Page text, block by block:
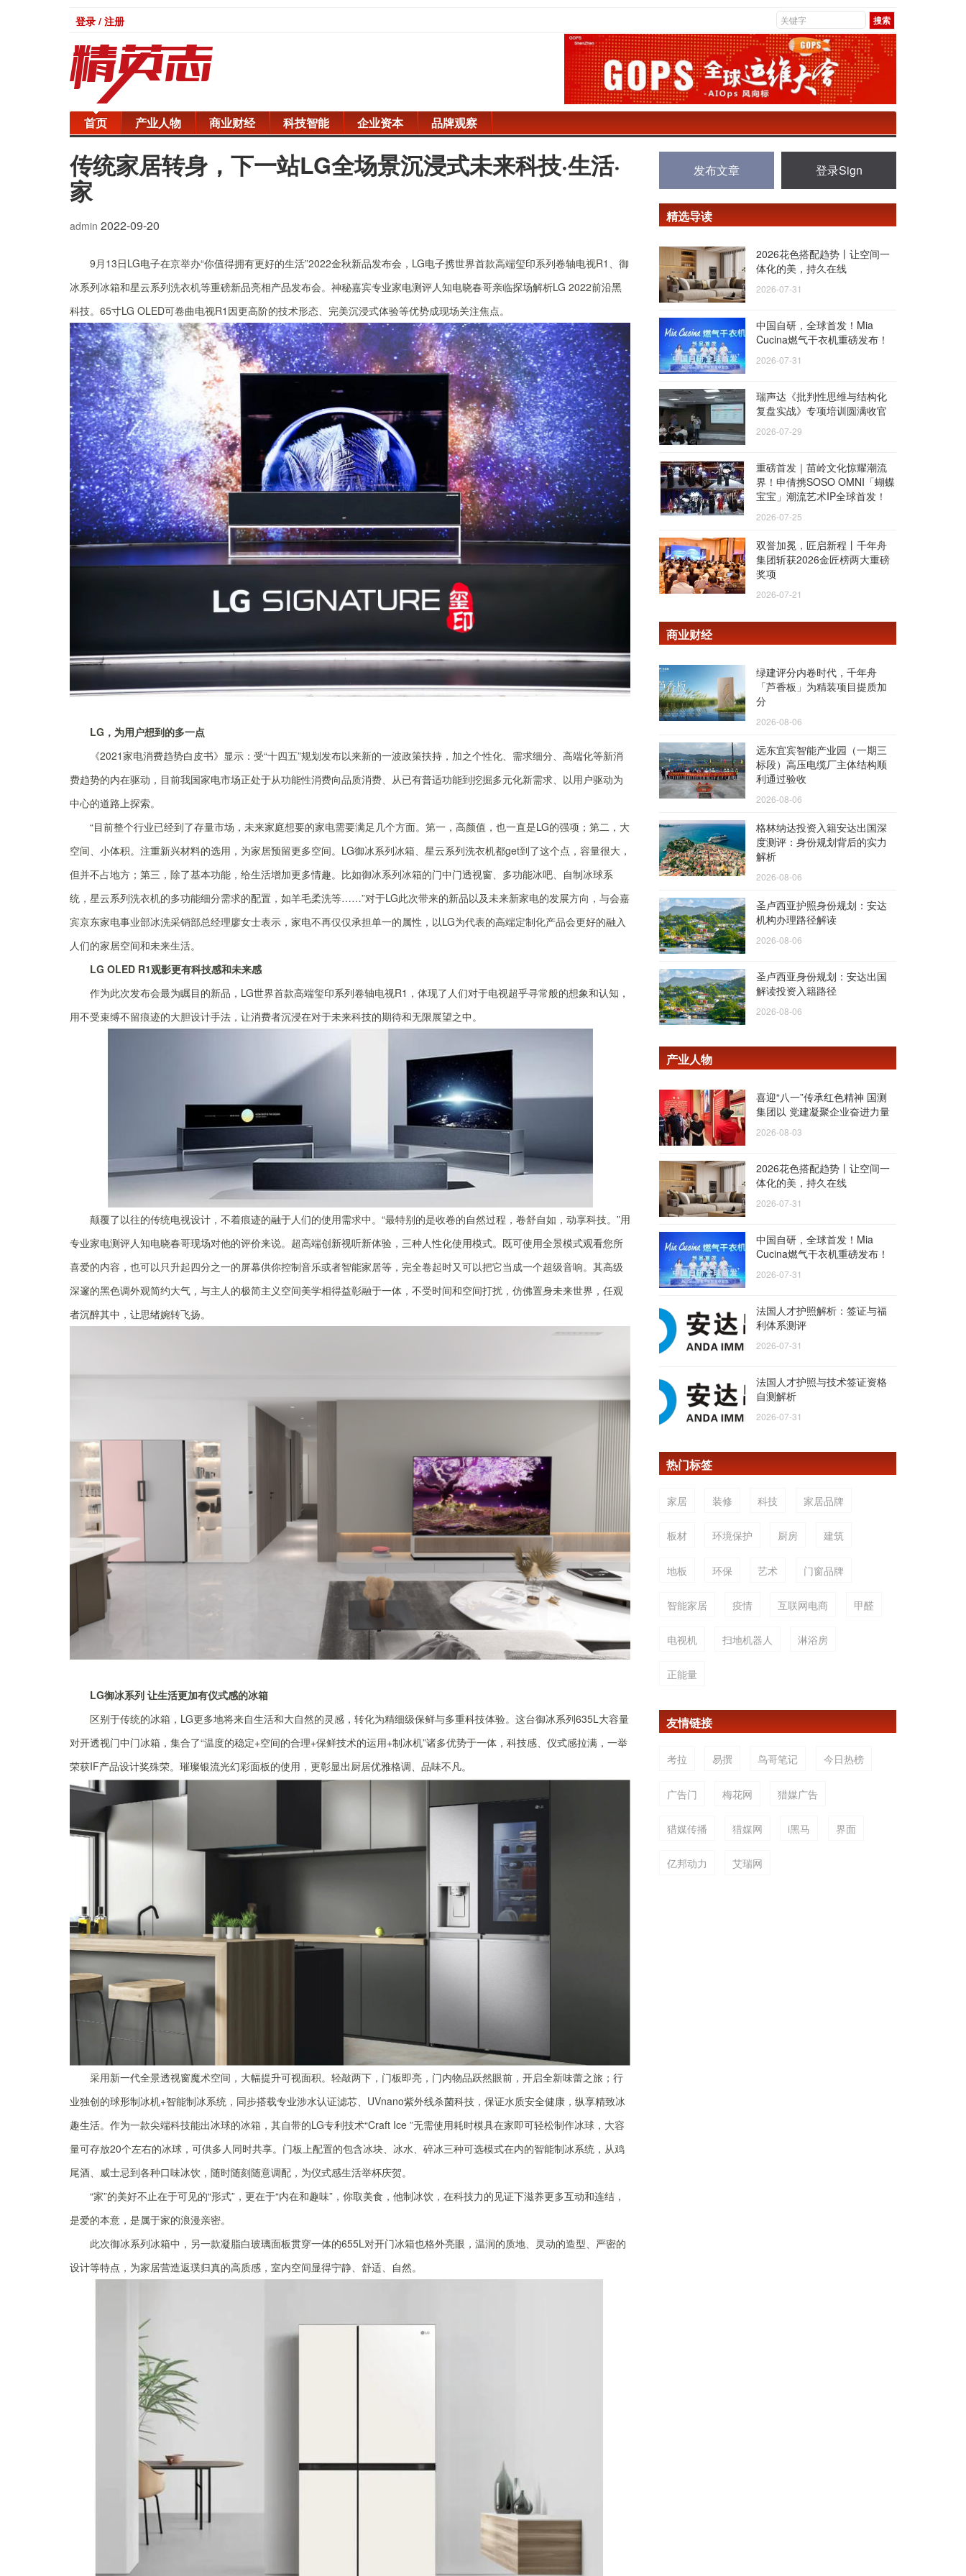
登录 / 注册
首页 产业人物 商业财经 科技智能 企业资本 品牌观察
传统家居转身，下一站LG全场景沉浸式未来科技·生活·
家
admin 2022-09-20
9月13日LG电子在京举办“你值得拥有更好的生活”2022金秋新品发布会，LG电子携世界首款高端玺印系列卷轴电视R1、御
冰系列冰箱和星云系列洗衣机等重磅新品亮相产品发布会。神秘嘉宾专业家电测评人知电晓春哥亲临探场解析LG 2022前沿黑
科技。65寸LG OLED可卷曲电视R1因更高阶的技术形态、完美沉浸式体验等优势成现场关注焦点。
LG，为用户想到的多一点
《2021家电消费趋势白皮书》显示：受“十四五”规划发布以来新的一波政策扶持，加之个性化、需求细分、高端化等新消
费趋势的内在驱动，目前我国家电市场正处于从功能性消费向品质消费、从已有普适功能到挖掘多元化新需求、以用户驱动为
中心的道路上探索。
“目前整个行业已经到了存量市场，未来家庭想要的家电需要满足几个方面。第一，高颜值，也一直是LG的强项；第二，大
空间、小体积。注重新兴材料的选用，为家居预留更多空间。LG御冰系列冰箱、星云系列洗衣机都get到了这个点，容量很大，
但并不占地方；第三，除了基本功能，给生活增加更多情趣。比如御冰系列冰箱的门中门透视窗、多功能冰吧、自制冰球系
统，星云系列洗衣机的多功能细分需求的配置，如羊毛柔洗等……”对于LG此次带来的新品以及未来新家电的发展方向，与会嘉
宾京东家电事业部冰洗采销部总经理廖女士表示，家电不再仅仅承担单一的属性，以LG为代表的高端定制化产品会更好的融入
人们的家居空间和未来生活。
LG OLED R1观影更有科技感和未来感
作为此次发布会最为瞩目的新品，LG世界首款高端玺印系列卷轴电视R1，体现了人们对于电视超乎寻常般的想象和认知，
用不受束缚不留痕迹的大胆设计手法，让消费者沉浸在对于未来科技的期待和无限展望之中。
颠覆了以往的传统电视设计，不着痕迹的融于人们的使用需求中。“最特别的是收卷的自然过程，卷舒自如，动享科技。”用
专业家电测评人知电晓春哥现场对他的评价来说。超高端创新视听新体验，三种人性化使用模式。既可使用全景模式观看您所
喜爱的内容，也可以只升起四分之一的屏幕供你控制音乐或者智能家居等，完全卷起时又可以把它当成一个超级音响。其高级
深邃的黑色调外观简约大气，与主人的极简主义空间美学相得益彰融于一体，不受时间和空间打扰，仿佛置身未来世界，任观
者沉醉其中，让思绪婉转飞扬。
LG御冰系列 让生活更加有仪式感的冰箱
区别于传统的冰箱，LG更多地将来自生活和大自然的灵感，转化为精细级保鲜与多重科技体验。这台御冰系列635L大容量
对开透视门中门冰箱，集合了“温度的稳定+空间的合理+保鲜技术的运用+制冰机”诸多优势于一体，科技感、仪式感拉满，一举
荣获IF产品设计奖殊荣。璀璨银流光幻彩面板的使用，更彰显出厨居优雅格调、品味不凡。
采用新一代全景透视窗魔术空间，大幅提升可视面积。轻敲两下，门板即亮，门内物品跃然眼前，开启全新味蕾之旅；行
业独创的球形制冰机+智能制冰系统，同步搭载专业涉水认证滤芯、UVnano紫外线杀菌科技，保证水质安全健康，纵享精致冰
趣生活。作为一款尖端科技能出冰球的冰箱，其自带的LG专利技术“Craft Ice ”无需使用耗时模具在家即可轻松制作冰球，大容
量可存放20个左右的冰球，可供多人同时共享。门板上配置的包含冰块、冰水、碎冰三种可选模式在内的智能制冰系统，从鸡
尾酒、威士忌到各种口味冰饮，随时随刻随意调配，为仪式感生活举杯庆贺。
“家”的美好不止在于可见的“形式”，更在于“内在和趣味”，你取美食，他制冰饮，在科技力的见证下滋养更多互动和连结，
是爱的本意，是属于家的浪漫亲密。
此次御冰系列冰箱中，另一款凝脂白玻璃面板贯穿一体的655L对开门冰箱也格外亮眼，温润的质地、灵动的造型、严密的
设计等特点，为家居营造返璞归真的高质感，室内空间显得宁静、舒适、自然。
发布文章 登录Sign
精选导读
2026花色搭配趋势丨让空间一
体化的美，持久在线
2026-07-31
中国自研，全球首发！Mia
Cucina燃气干衣机重磅发布！
2026-07-31
瑞声达《批判性思维与结构化
复盘实战》专项培训圆满收官
2026-07-29
重磅首发｜苗岭文化惊耀潮流
界！申倩携SOSO OMNI「蝴蝶
宝宝」潮流艺术IP全球首发！
2026-07-25
双誉加冕，匠启新程丨千年舟
集团斩获2026金匠榜两大重磅
奖项
2026-07-21
商业财经
绿建评分内卷时代，千年舟
「芦香板」为精装项目提质加
分
2026-08-06
远东宜宾智能产业园（一期三
标段）高压电缆厂主体结构顺
利通过验收
2026-08-06
格林纳达投资入籍安达出国深
度测评：身份规划背后的实力
解析
2026-08-06
圣卢西亚护照身份规划：安达
机构办理路径解读
2026-08-06
圣卢西亚身份规划：安达出国
解读投资入籍路径
2026-08-06
产业人物
喜迎“八一”传承红色精神 国测
集团以 党建凝聚企业奋进力量
2026-08-03
2026花色搭配趋势丨让空间一
体化的美，持久在线
2026-07-31
中国自研，全球首发！Mia
Cucina燃气干衣机重磅发布！
2026-07-31
法国人才护照解析：签证与福
利体系测评
2026-07-31
法国人才护照与技术签证资格
自测解析
2026-07-31
热门标签
家居 装修 科技 家居品牌
板材 环境保护 厨房 建筑
地板 环保 艺术 门窗品牌
智能家居 疫情 互联网电商 甲醛
电视机 扫地机器人 淋浴房
正能量
友情链接
考拉 易撰 鸟哥笔记 今日热榜
广告门 梅花网 猎媒广告
猎媒传播 猎媒网 i黑马 界面
亿邦动力 艾瑞网